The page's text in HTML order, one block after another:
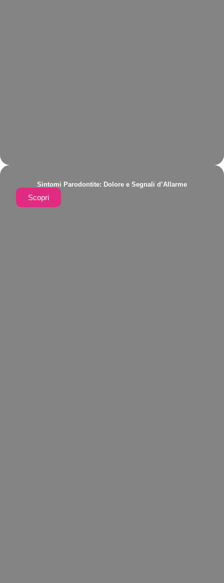
Sintomi Parodontite: Dolore e Segnali d’Allarme
Scopri